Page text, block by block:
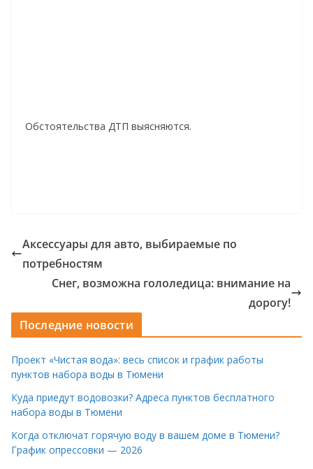
Обстоятельства ДТП выясняются.
Аксессуары для авто, выбираемые по
потребностям
Снег, возможна гололедица: внимание на
дорогу!
Последние новости
Проект «Чистая вода»: весь список и график работы
пунктов набора воды в Тюмени
Куда приедут водовозки? Адреса пунктов бесплатного
набора воды в Тюмени
Когда отключат горячую воду в вашем доме в Тюмени?
График опрессовки — 2026